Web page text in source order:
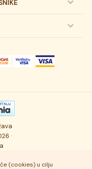
(cookies) u cilju
pitanja
·